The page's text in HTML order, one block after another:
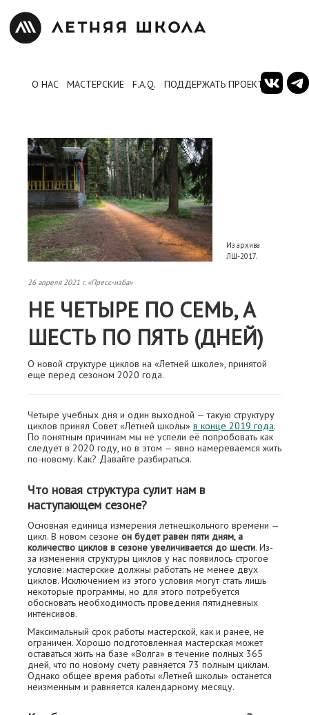
О НАС МАСТЕРСКИЕ F.A.Q. ПОДДЕРЖАТЬ ПРОЕКТ
Из архива
ЛШ-2017.
26 апреля 2021 г. «Пресс-изба»
НЕ ЧЕТЫРЕ ПО СЕМЬ, А
ШЕСТЬ ПО ПЯТЬ (ДНЕЙ)
О новой структуре циклов на «Летней школе», принятой
еще перед сезоном 2020 года.
Четыре учебных дня и один выходной — такую структуру
циклов принял Совет «Летней школы» в конце 2019 года.
По понятным причинам мы не успели её попробовать как
следует в 2020 году, но в этом — явно намереваемся жить
по-новому. Как? Давайте разбираться.
Что новая структура сулит нам в
наступающем сезоне?
Основная единица измерения летнешкольного времени —
цикл. В новом сезоне он будет равен пяти дням, а
количество циклов в сезоне увеличивается до шести. Из-
за изменения структуры циклов у нас появилось строгое
условие: мастерские должны работать не менее двух
циклов. Исключением из этого условия могут стать лишь
некоторые программы, но для этого потребуется
обосновать необходимость проведения пятидневных
интенсивов.
Максимальный срок работы мастерской, как и ранее, не
ограничен. Хорошо подготовленная мастерская может
оставаться жить на базе «Волга» в течение полных 365
дней, что по новому счету равняется 73 полным циклам.
Однако общее время работы «Летней школы» останется
неизменным и равняется календарному месяцу.